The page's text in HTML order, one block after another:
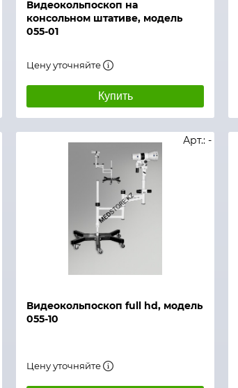
Видеокольпоскоп на
консольном штативе, модель
055-01
Цену уточняйте
Купить
Видеокольпоскоп full hd, модель
055-10
Арт.: -
Цену уточняйте
Быстрый просмотр